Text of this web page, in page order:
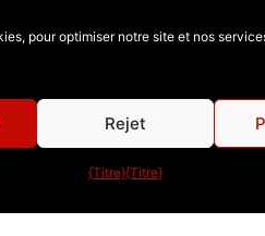
pour optimiser notre site et nos
Rejet
{Titre}{Titre}
завърших и
на тази
на живот и
– от7до 70-годишна